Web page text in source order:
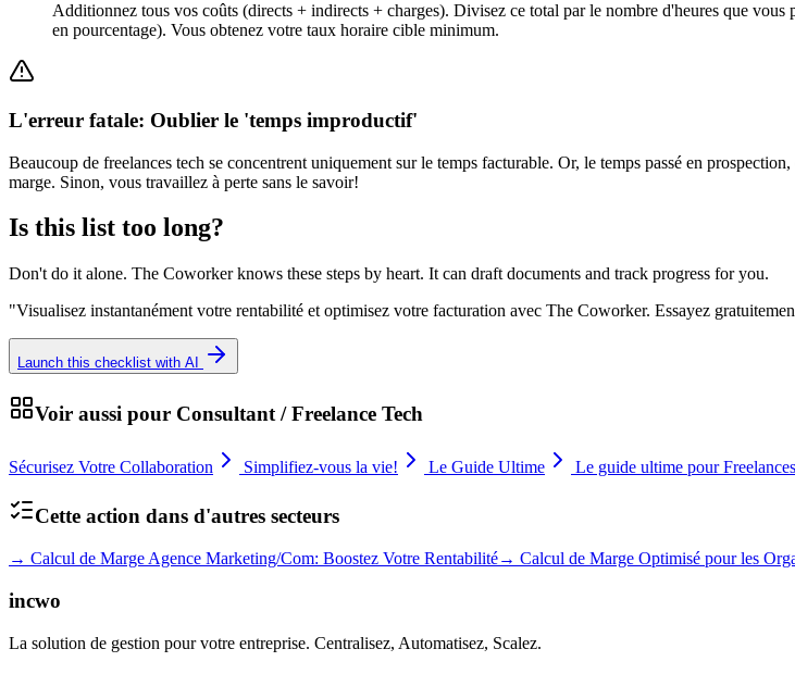
Additionnez tous vos coûts (directs + indirects + charges). Divisez ce total par le nombre d'heures que
en pourcentage). Vous obtenez votre taux horaire cible minimum.
L'erreur fatale: Oublier le 'temps improductif'
Beaucoup de freelances tech se concentrent uniquement sur le temps facturable. Or, le temps passé en
marge. Sinon, vous travaillez à perte sans le savoir!
Is this list too long?
Don't do it alone. The Coworker knows these steps by heart. It can draft documents and track progress for you.
"Visualisez instantanément votre rentabilité et optimisez votre facturation avec The Coworker. Essayez
Launch this checklist with AI
Voir aussi pour Consultant / Freelance Tech
Sécurisez Votre Collaboration Simplifiez-vous la vie! Le Guide Ultime Le guide ultime pour
Cette action dans d'autres secteurs
→ Calcul de Marge Agence Marketing/Com: Boostez Votre Rentabilité→ Calcul de Marge Optimisé pour les
incwo
La solution de gestion pour votre entreprise. Centralisez, Automatisez, Scalez.